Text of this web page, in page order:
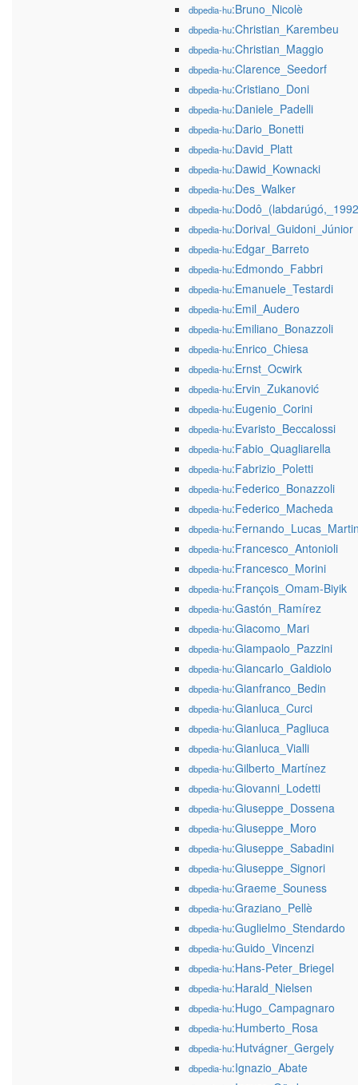
dbpedia-hu:Bruno_Nicolè
dbpedia-hu:Christian_Karembeu
dbpedia-hu:Christian_Maggio
dbpedia-hu:Clarence_Seedorf
dbpedia-hu:Cristiano_Doni
dbpedia-hu:Daniele_Padelli
dbpedia-hu:Dario_Bonetti
dbpedia-hu:David_Platt
dbpedia-hu:Dawid_Kownacki
dbpedia-hu:Des_Walker
dbpedia-hu
dbpedia-hu:Dorival_Guidoni_Júnior
dbpedia-hu:Edgar_Barreto
dbpedia-hu:Edmondo_Fabbri
dbpedia-hu:Emanuele_Testardi
dbpedia-hu:Emil_Audero
dbpedia-hu:Emiliano_Bonazzoli
dbpedia-hu:Enrico_Chiesa
dbpedia-hu:Ernst_Ocwirk
dbpedia-hu:Ervin_Zukanović
dbpedia-hu:Eugenio_Corini
dbpedia-hu:Evaristo_Beccalossi
dbpedia-hu:Fabio_Quagliarella
dbpedia-hu:Fabrizio_Poletti
dbpedia-hu:Federico_Bonazzoli
dbpedia-hu:Federico_Macheda
dbpedia-hu
dbpedia-hu:Francesco_Antonioli
dbpedia-hu:Francesco_Morini
dbpedia-hu:François_Omam-Biyik
dbpedia-hu:Gastón_Ramírez
dbpedia-hu:Giacomo_Mari
dbpedia-hu:Giampaolo_Pazzini
dbpedia-hu:Giancarlo_Galdiolo
dbpedia-hu:Gianfranco_Bedin
dbpedia-hu:Gianluca_Curci
dbpedia-hu:Gianluca_Pagliuca
dbpedia-hu:Gianluca_Vialli
dbpedia-hu:Gilberto_Martínez
dbpedia-hu:Giovanni_Lodetti
dbpedia-hu:Giuseppe_Dossena
dbpedia-hu:Giuseppe_Moro
dbpedia-hu:Giuseppe_Sabadini
dbpedia-hu:Giuseppe_Signori
dbpedia-hu:Graeme_Souness
dbpedia-hu:Graziano_Pellè
dbpedia-hu:Guglielmo_Stendardo
dbpedia-hu:Guido_Vincenzi
dbpedia-hu:Hans-Peter_Briegel
dbpedia-hu:Harald_Nielsen
dbpedia-hu:Hugo_Campagnaro
dbpedia-hu:Humberto_Rosa
dbpedia-hu:Hutvágner_Gergely
dbpedia-hu:Ignazio_Abate